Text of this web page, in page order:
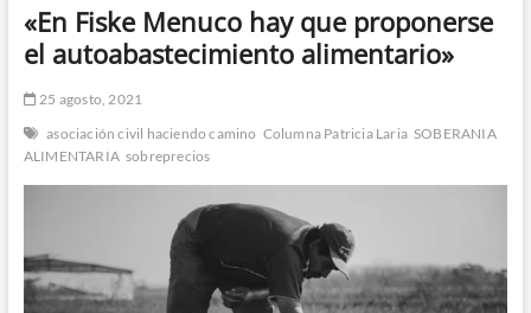
d
e
ú
«En Fiske Menuco hay que proponerse
el autoabastecimiento alimentario»
25 agosto, 2021
asociación civil haciendo camino Columna Patricia Laria SOBERANIA
ALIMENTARIA sobreprecios